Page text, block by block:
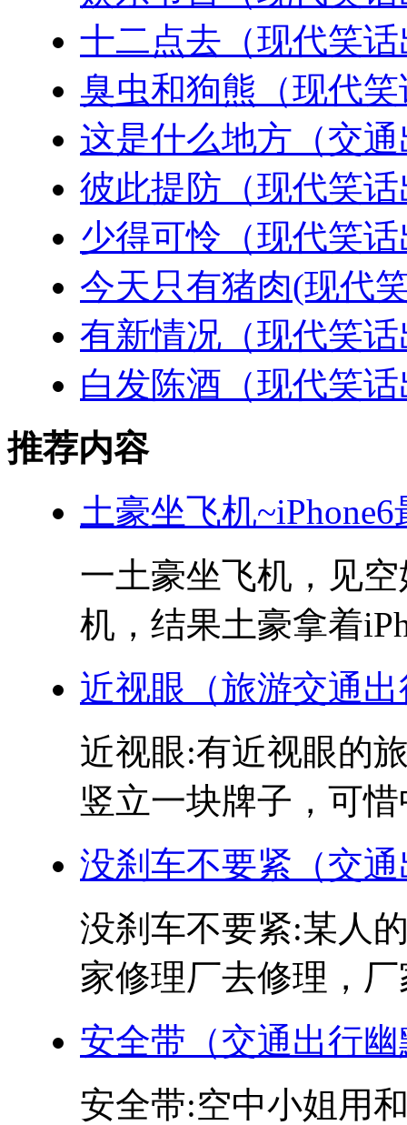
十二点去（现代笑
臭虫和狗熊（现代
这是什么地方（交
彼此提防（现代笑
少得可怜（现代笑
今天只有猪肉(现代
有新情况（现代笑
白发陈酒（现代笑
推荐内容
土豪坐飞机
一土豪坐飞机，见
机，结果土豪拿着
近视眼（旅游交通
近视眼:有近视眼的
竖立一块牌子，可
没刹车不要紧（交
没刹车不要紧:某人
家修理厂去修理，
安全带（交通出行
安全带:空中小姐用